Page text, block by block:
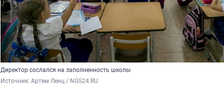
Директор сослался на заполненность школы
Источник: Артем Ленц / NGS24.RU